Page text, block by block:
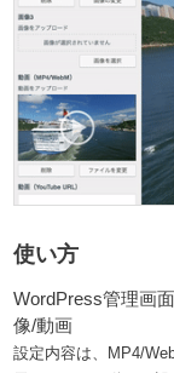
使い方
WordPress管理画
像/動画
設定内容は、MP4/